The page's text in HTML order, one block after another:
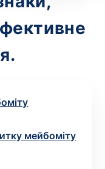
мейбоміту